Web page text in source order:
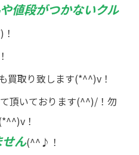
値段がつかないクル
買取り致します(*^^)v！
頂いております(^^)/！勿
！
ん(^^♪！